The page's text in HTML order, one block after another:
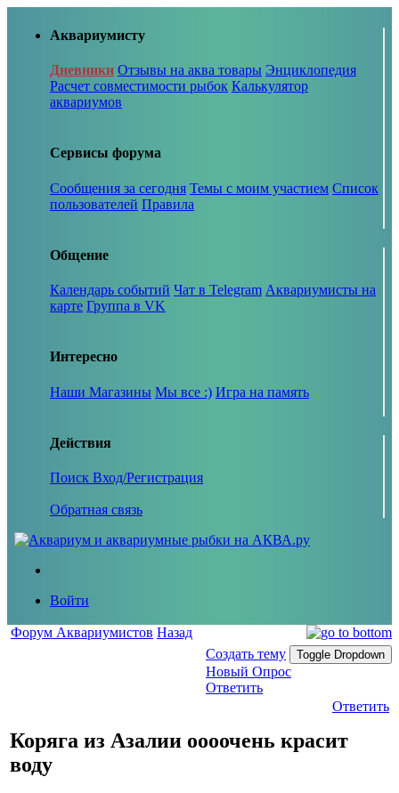
Аквариумисту
Дневники Отзывы на аква товары Энциклопедия
Расчет совместимости рыбок Калькулятор
аквариумов
Сервисы форума
Сообщения за сегодня Темы с моим участием Список
пользователей Правила
Общение
Календарь событий Чат в Telegram Аквариумисты на
карте Группа в VK
Интересно
Наши Магазины Мы все :) Игра на память
Действия
Поиск Вход/Регистрация
Обратная связь
Войти
Форум Аквариумистов Назад
Создать тему
Toggle Dropdown
Новый Опрос
Ответить
Ответить
Коряга из Азалии оооочень красит
воду